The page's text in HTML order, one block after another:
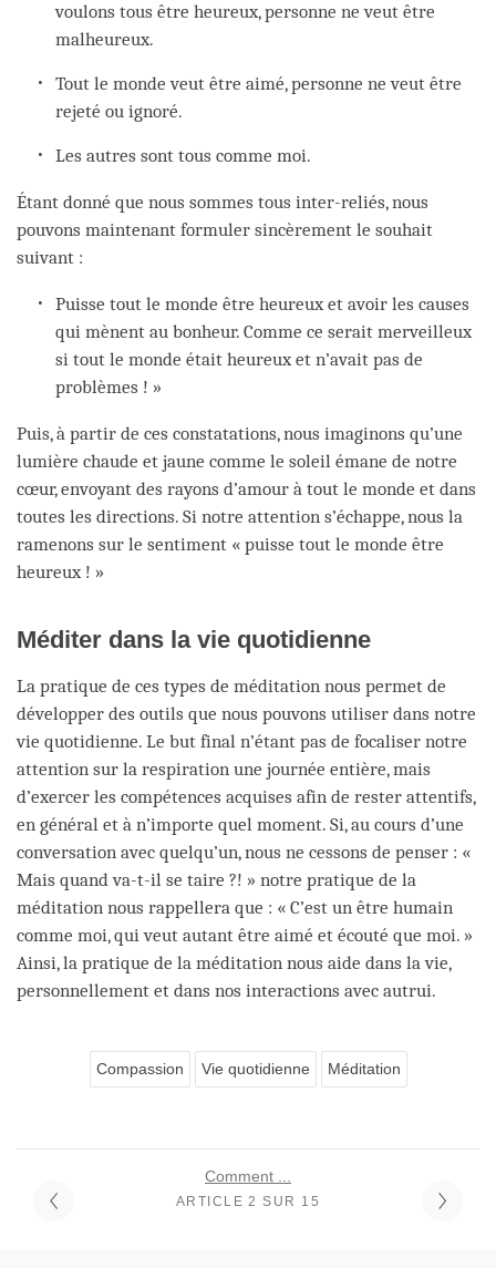
voulons tous être heureux, personne ne veut être
malheureux.
Tout le monde veut être aimé, personne ne veut être
rejeté ou ignoré.
Les autres sont tous comme moi.
Étant donné que nous sommes tous inter-reliés, nous
pouvons maintenant formuler sincèrement le souhait
suivant :
Puisse tout le monde être heureux et avoir les causes
qui mènent au bonheur. Comme ce serait merveilleux
si tout le monde était heureux et n’avait pas de
problèmes ! »
Puis, à partir de ces constatations, nous imaginons qu’une
lumière chaude et jaune comme le soleil émane de notre
cœur, envoyant des rayons d’amour à tout le monde et dans
toutes les directions. Si notre attention s’échappe, nous la
ramenons sur le sentiment « puisse tout le monde être
heureux ! »
Méditer dans la vie quotidienne
La pratique de ces types de méditation nous permet de
développer des outils que nous pouvons utiliser dans notre
vie quotidienne. Le but final n’étant pas de focaliser notre
attention sur la respiration une journée entière, mais
d’exercer les compétences acquises afin de rester attentifs,
en général et à n’importe quel moment. Si, au cours d’une
conversation avec quelqu’un, nous ne cessons de penser : «
Mais quand va-t-il se taire ?! » notre pratique de la
méditation nous rappellera que : « C’est un être humain
comme moi, qui veut autant être aimé et écouté que moi. »
Ainsi, la pratique de la méditation nous aide dans la vie,
personnellement et dans nos interactions avec autrui.
Compassion Vie quotidienne Méditation
Comment ...
ARTICLE 2 SUR 15